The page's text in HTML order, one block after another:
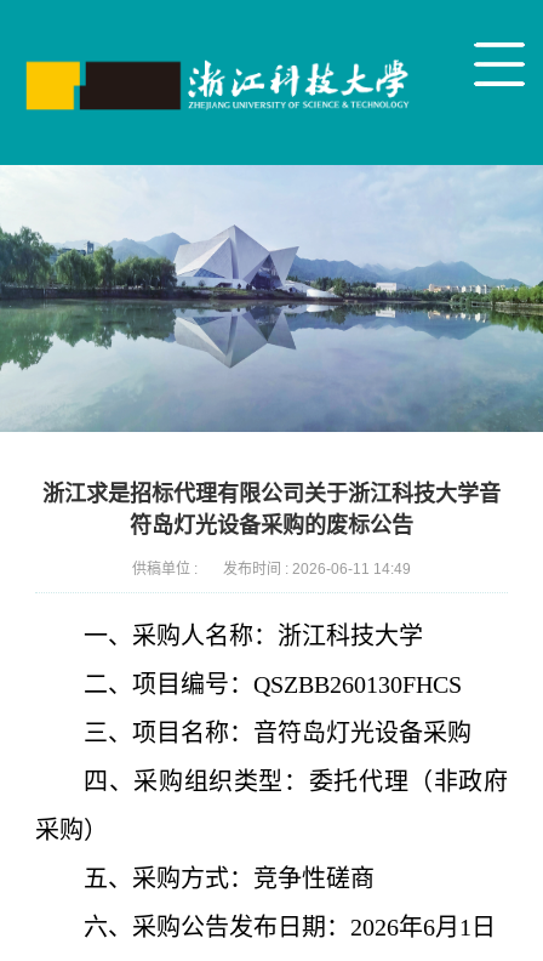
浙江求是招标代理有限公司关于浙江科技大学音
符岛灯光设备采购的废标公告
供稿单位 : 发布时间 : 2026-06-11 14:49
一、采购人名称： 浙江科技大学
二、项目编号： QSZBB260130FHCS
三、项目名称： 音符岛灯光设备采购
四、采购组织类型：委托代理（非政府
采购）
五、采购方式：竞争性磋商
六、采购公告发布日期： 2026年6月1日